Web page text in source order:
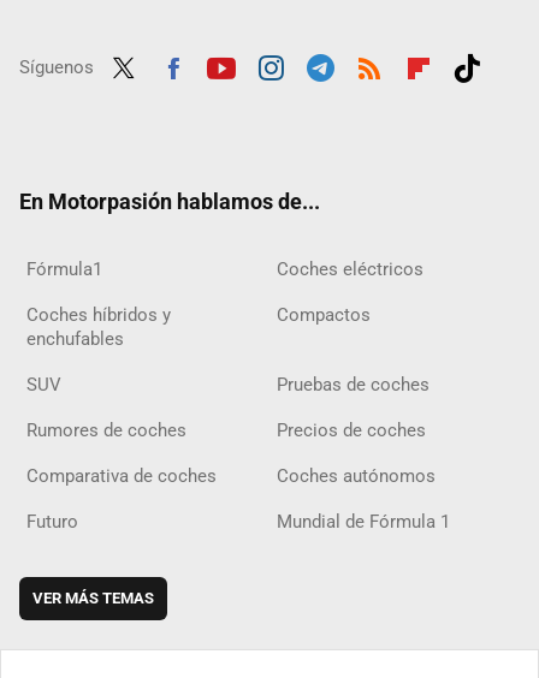
Síguenos
En Motorpasión hablamos de...
Fórmula1 Coches eléctricos
Coches híbridos y
enchufables
Compactos
SUV Pruebas de coches
Rumores de coches Precios de coches
Comparativa de coches Coches autónomos
Futuro Mundial de Fórmula 1
VER MÁS TEMAS